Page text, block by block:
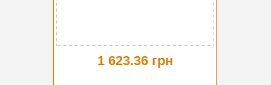
1 623.36 грн